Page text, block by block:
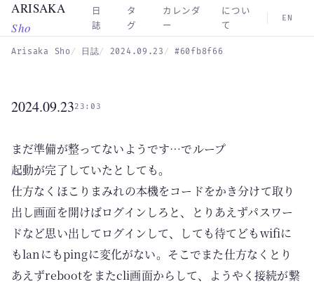
Skip to main content
ARISAKA
Sho
日
誌
タ
グ
カレンダ
ー
につい
て
EN
Arisaka Sho 日誌 2024.09.23 #60fb8f66
2024.09.2323:03
まだ準備が整ってないようです…でループ
起動が完了していたとしても。
仕方なくほこりまみれの本機をコードをかき分けて取り
出し画面を開けばログインしろと、とりあえずパスワー
ドなど思い出してログインして、しても待てどもwifiに
もlanにもpingに変化がない。そこでまた仕方なくとり
あえずrebootをまたcli画面からして、ようやく接続が繋